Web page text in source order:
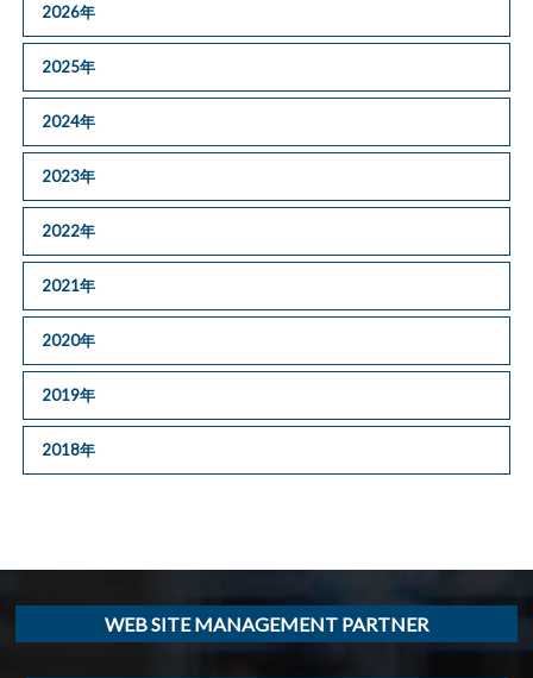
2026年
2025年
2024年
2023年
2022年
2021年
2020年
2019年
2018年
WEB SITE MANAGEMENT PARTNER